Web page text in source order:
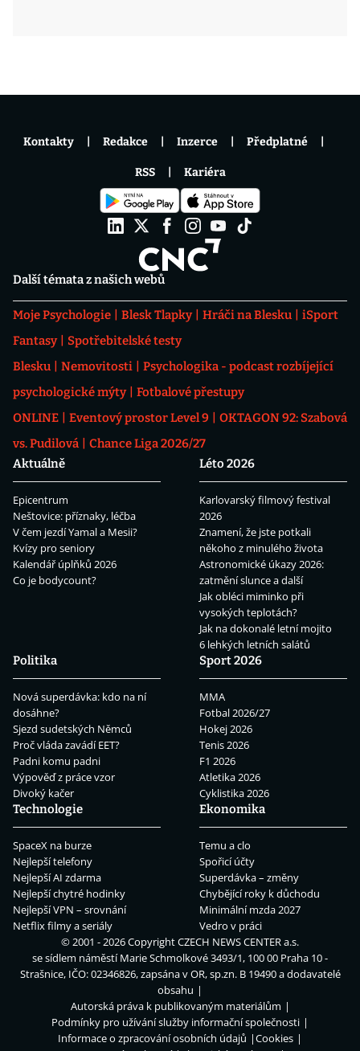
Další témata z našich webů
Moje Psychologie Blesk Tlapky Hráči na Blesku
iSport
Fantasy
Spotřebitelské testy
Blesku
Nemovitosti
Psychologika - podcast rozbíjející
psychologické mýty
Fotbalové přestupy
ONLINE
Eventový prostor Level 9
OKTAGON 92: Szabová
vs. Pudilová
Chance Liga 2026/27
Aktuálně
Epicentrum
Neštovice: příznaky, léčba
V čem jezdí Yamal a Mesii?
Kvízy pro seniory
Kalendář úplňků 2026
Co je bodycount?
Léto 2026
Karlovarský filmový festival
2026
Znamení, že jste potkali
někoho z minulého života
Astronomické úkazy 2026:
zatmění slunce a další
Jak obléci miminko při
vysokých teplotách?
Jak na dokonalé letní mojito
6 lehkých letních salátů
Politika
Nová superdávka: kdo na ní
dosáhne?
Sjezd sudetských Němců
Proč vláda zavádí EET?
Padni komu padni
Výpověď z práce vzor
Divoký kačer
Sport 2026
MMA
Fotbal 2026/27
Hokej 2026
Tenis 2026
F1 2026
Atletika 2026
Cyklistika 2026
Technologie
SpaceX na burze
Nejlepší telefony
Nejlepší AI zdarma
Nejlepší chytré hodinky
Nejlepší VPN – srovnání
Netflix filmy a seriály
Ekonomika
Temu a clo
Spořicí účty
Superdávka – změny
Chybějící roky k důchodu
Minimální mzda 2027
Vedro v práci
Kontakty Redakce Inzerce Předplatné
RSS Kariéra
© 2001 - 2026 CopyrightCZECH NEWS CENTER a.s.
se sídlem náměstí Marie Schmolkové 3493/1, 100 00 Praha 10 -
Strašnice, IČO: 02346826, zapsána v OR, sp.zn. B 19490 a dodavatelé
obsahu
Autorská práva k publikovaným materiálům
Podmínky pro užívání služby informační společnosti
Informace o zpracování osobních údajů
Cookies